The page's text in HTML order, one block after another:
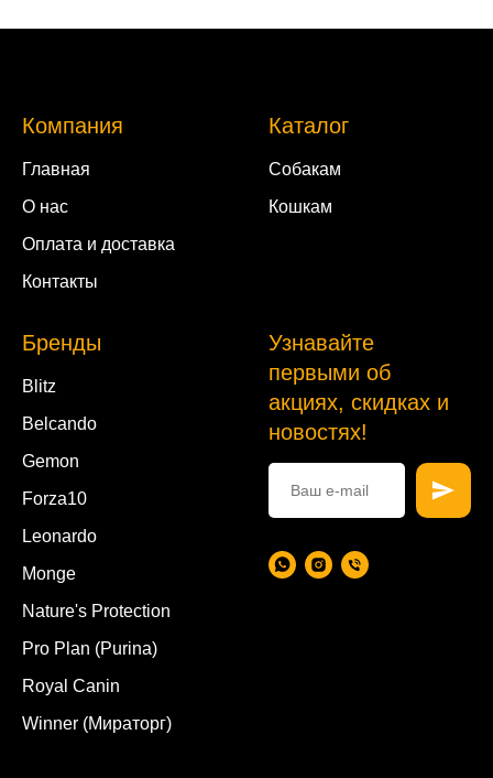
Компания
Главная
О нас
Оплата и доставка
Контакты
Каталог
Собакам
Кошкам
Бренды
Blitz
Belcando
Gemon
Forza10
Leonardo
Monge
Nature's Protection
Pro Plan (Purina)
Royal Canin
Winner (Мираторг)
Узнавайте
первыми об
акциях, скидках и
новостях!